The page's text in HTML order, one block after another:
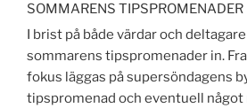
SOMMARENS TIPSPROMENADER
I brist på både värdar och
sommarens tipspromenader in.
fokus läggas på supersöndagens
tipspromenad och eventuell något